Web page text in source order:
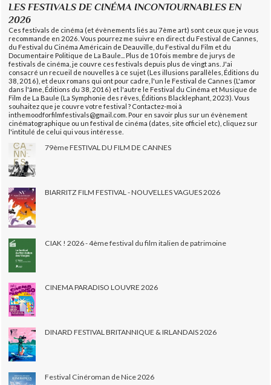
LES FESTIVALS DE CINÉMA INCONTOURNABLES EN
2026
Ces festivals de cinéma (et évènements liés au 7ème art) sont ceux que je vous
recommande en 2026. Vous pourrez me suivre en direct du Festival de Cannes,
du Festival du Cinéma Américain de Deauville, du Festival du Film et du
Documentaire Politique de La Baule... Plus de 10 fois membre de jurys de
festivals de cinéma, je couvre ces festivals depuis plus de vingt ans. J'ai
consacré un recueil de nouvelles à ce sujet (Les illusions parallèles, Éditions du
38, 2016), et deux romans qui ont pour cadre, l'un le Festival de Cannes (L'amor
dans l'âme, Éditions du 38, 2016) et l'autre le Festival du Cinéma et Musique de
Film de La Baule (La Symphonie des rêves, Éditions Blacklephant, 2023). Vous
souhaitez que je couvre votre festival ? Contactez-moi à
inthemoodforfilmfestivals@gmail.com. Pour en savoir plus sur un évènement
cinématographique ou un festival de cinéma (dates, site officiel etc), cliquez sur
l'intitulé de celui qui vous intéresse.
79ème FESTIVAL DU FILM DE CANNES
BIARRITZ FILM FESTIVAL - NOUVELLES VAGUES 2026
CIAK ! 2026 - 4ème festival du film italien de patrimoine
CINEMA PARADISO LOUVRE 2026
DINARD FESTIVAL BRITANNIQUE & IRLANDAIS 2026
Festival Cinéroman de Nice 2026